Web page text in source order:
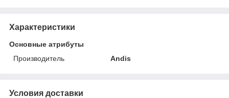
Характеристики
Основные атрибуты
Производитель
Andis
Условия доставки